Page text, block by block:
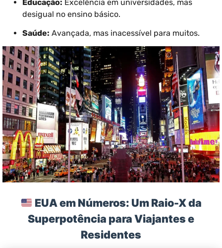
Educação: Excelência em universidades, mas
desigual no ensino básico.
Saúde: Avançada, mas inacessível para muitos.
EUA em Números: Um Raio-X da
Superpotência para Viajantes e
Residentes